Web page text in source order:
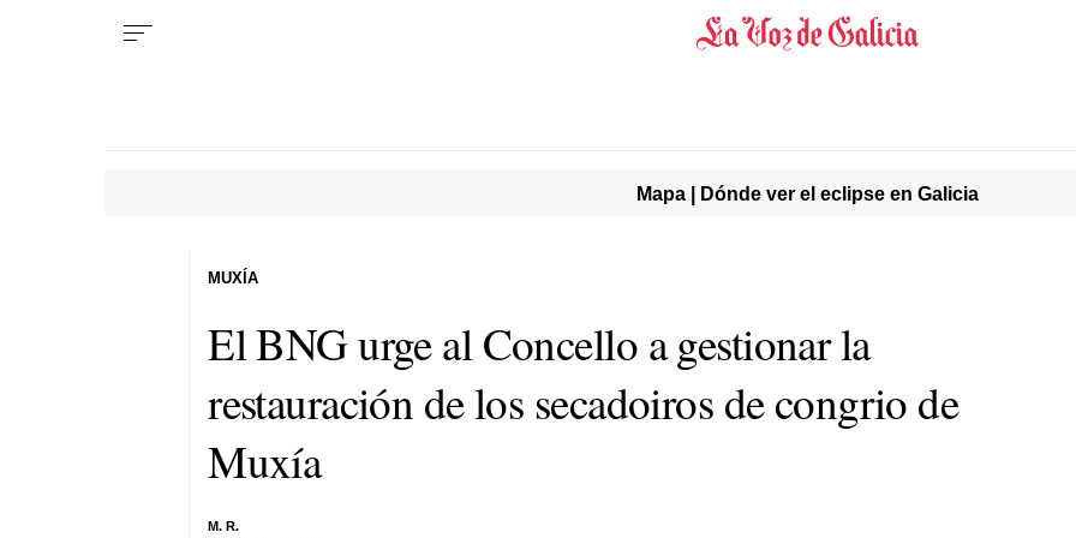
Mapa | Dónde ver el eclipse en Galicia
El BNG urge al Concello a gestionar la
restauración de los secadoiros de congrio de
Muxía
M. R.
MUXÍA